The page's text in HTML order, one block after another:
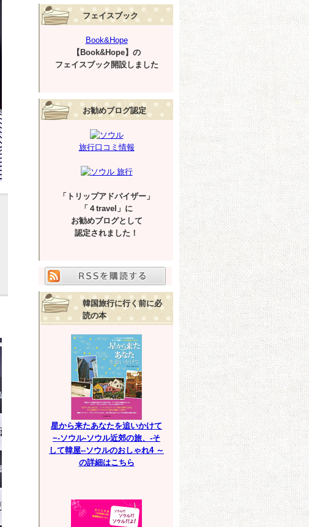
フェイスブック
Book&Hope
【Book&Hope】の
フェイスブック開設しました
お勧めブログ認定
旅行口コミ情報
「トリップアドバイザー」
「４travel」に
お勧めブログとして
認定されました！
韓国旅行に行く前に必
読の本
星から来たあなたを追いかけて
−-ソウル-ソウル近郊の旅、-そ
して韓屋--ソウルのおしゃれ4 ～
の詳細はこちら